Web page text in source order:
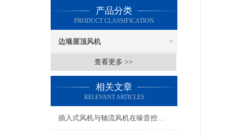
产品分类
PRODUCT CLASSIFICATION
边墙屋顶风机
查看更多 >>
相关文章
RELEVANT ARTICLES
插入式风机与轴流风机在噪音控制上有何差异？